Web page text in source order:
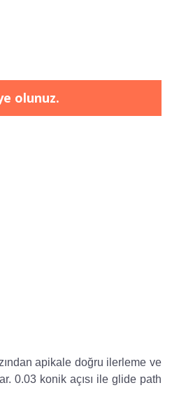
olunuz.
apikale doğru ilerleme ve
0.03 konik açısı ile glide path